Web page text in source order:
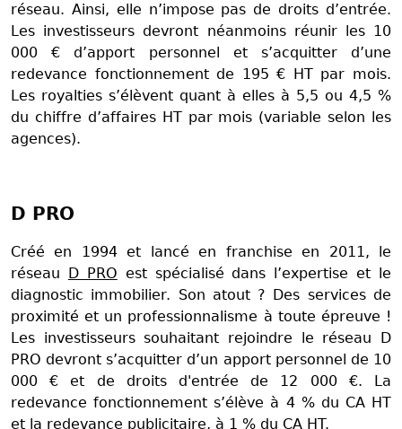
réseau. Ainsi, elle n’impose pas de droits d’entrée.
Les investisseurs devront néanmoins réunir les 10
000 € d’apport personnel et s’acquitter d’une
redevance fonctionnement de 195 € HT par mois.
Les royalties s’élèvent quant à elles à 5,5 ou 4,5 %
du chiffre d’affaires HT par mois (variable selon les
agences).
D PRO
Créé en 1994 et lancé en franchise en 2011, le
réseau
D PRO est spécialisé dans l’expertise et le
diagnostic immobilier. Son atout ? Des services de
proximité et un professionnalisme à toute épreuve !
Les investisseurs souhaitant rejoindre le réseau D
PRO devront s’acquitter d’un apport personnel de 10
000 € et de droits d'entrée de 12 000 €. La
redevance fonctionnement s’élève à 4 % du CA HT
et la redevance publicitaire, à 1 % du CA HT.